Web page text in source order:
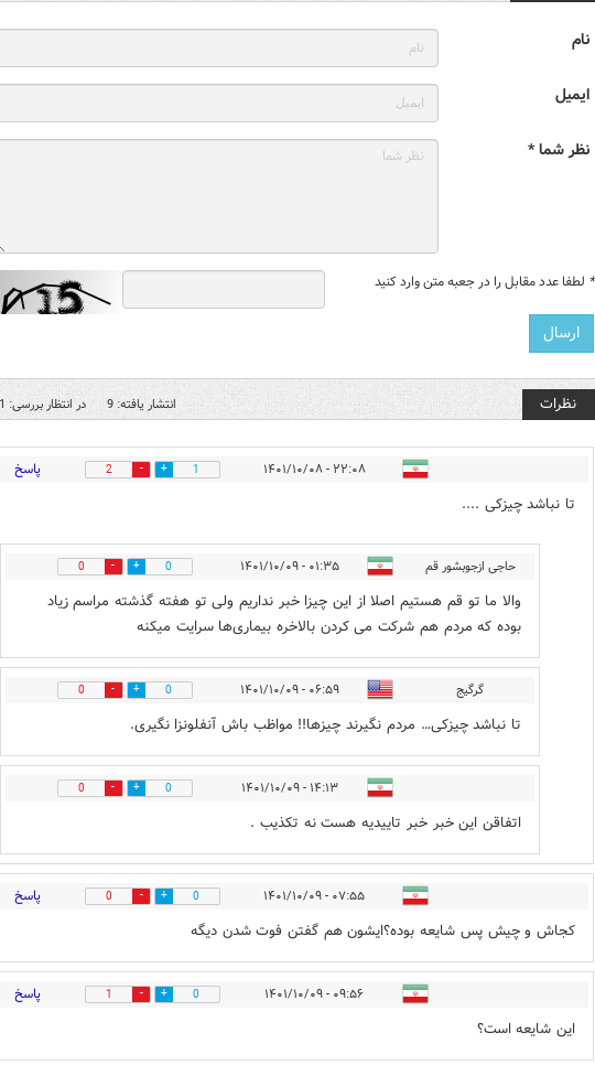
نام
ایمیل
نظر شما *
* لطفا عدد مقابل را در جعبه متن وارد کنید
نظرات انتشار یافته: 9 در انتظار بررسی: 1
۲۲:۰۸ - ۱۴۰۱/۱۰/۰۸ 1
2 پاسخ
تا نباشد چیزکی ....
حاجی ازجوبشور قم ۰۱:۳۵ - ۱۴۰۱/۱۰/۰۹ 0
0
والا ما تو قم هستیم اصلا از این چیزا خبر نداریم ولی تو هفته گذشته مراسم زیاد
بوده که مردم هم شرکت می کردن بالاخره بیماری‌ها سرایت میکنه
گرگیج ۰۶:۵۹ - ۱۴۰۱/۱۰/۰۹ 0
0
تا نباشد چیزکی… مردم نگیرند چیزها!! مواظب باش آنفلونزا نگیری.
۱۴:۱۳ - ۱۴۰۱/۱۰/۰۹ 0
0
اتفاقن این خبر خبر تاییدیه هست نه تکذیب .
۰۷:۵۵ - ۱۴۰۱/۱۰/۰۹ 0
0 پاسخ
کجاش و چیش پس شایعه بوده؟ایشون هم گفتن فوت شدن دیگه
۰۹:۵۶ - ۱۴۰۱/۱۰/۰۹ 0
1 پاسخ
این شایعه است؟